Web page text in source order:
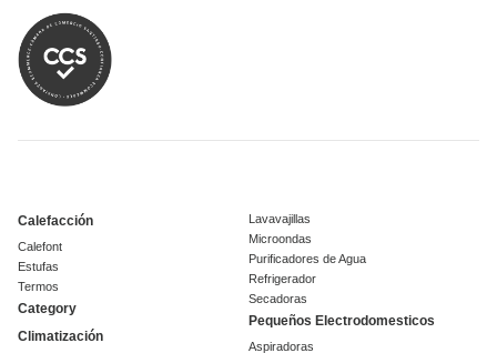
Calefacción
Calefont
Estufas
Termos
Category
Climatización
Lavavajillas
Microondas
Purificadores de Agua
Refrigerador
Secadoras
Pequeños Electrodomesticos
Aspiradoras